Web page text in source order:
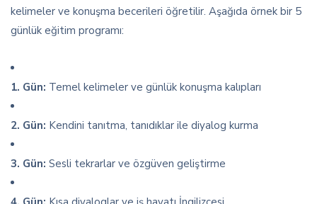
kelimeler ve konuşma becerileri öğretilir. Aşağıda örnek bir 5
günlük eğitim programı:
1. Gün: Temel kelimeler ve günlük konuşma kalıpları
2. Gün: Kendini tanıtma, tanıdıklar ile diyalog kurma
3. Gün: Sesli tekrarlar ve özgüven geliştirme